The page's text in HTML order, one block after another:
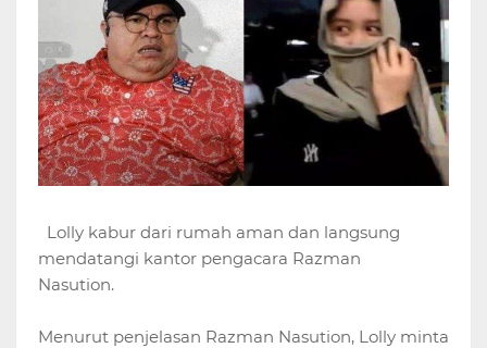
Lolly kabur dari rumah aman dan langsung
mendatangi kantor pengacara Razman
Nasution.
Menurut penjelasan Razman Nasution, Lolly minta